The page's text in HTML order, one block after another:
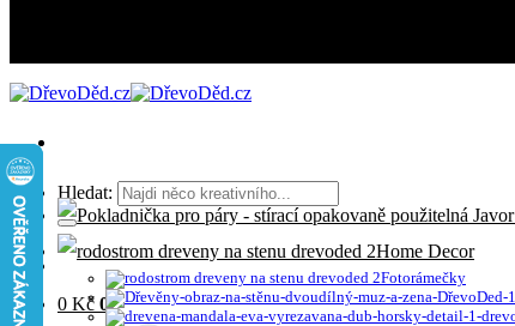
Hledat:
0 Kč 0
Home Decor
Fotorámečky